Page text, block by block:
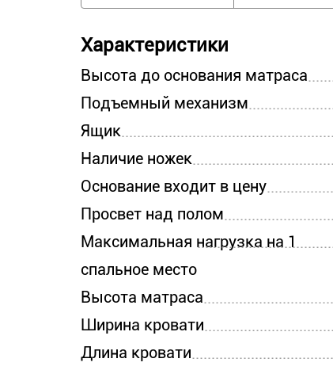
Характеристики
Высота до основания матраса
Подъемный механизм
Ящик
Наличие ножек
Основание входит в цену
Просвет над полом
Максимальная нагрузка на 1
спальное место
Высота матраса
Ширина кровати
Длина кровати